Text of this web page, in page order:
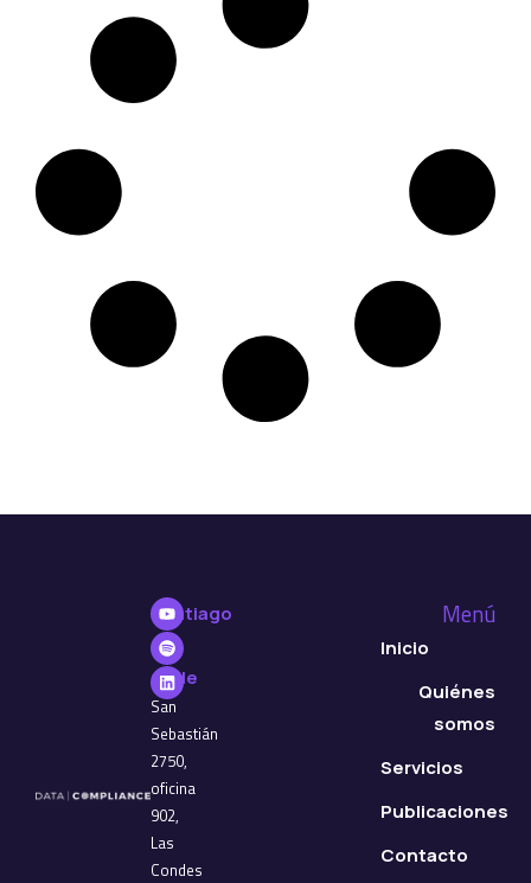
Santiago
de
Chile
San
Sebastián
2750,
oficina
902,
Las
Condes
Menú
Inicio
Quiénes
somos
Servicios
Publicaciones
Contacto